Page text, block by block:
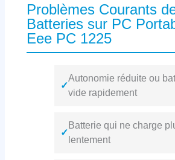
Problèmes Courants
Batteries sur PC
Eee PC 1225
✓
Autonomie réduite ou
vide rapidement
✓
Batterie qui ne charge
lentement